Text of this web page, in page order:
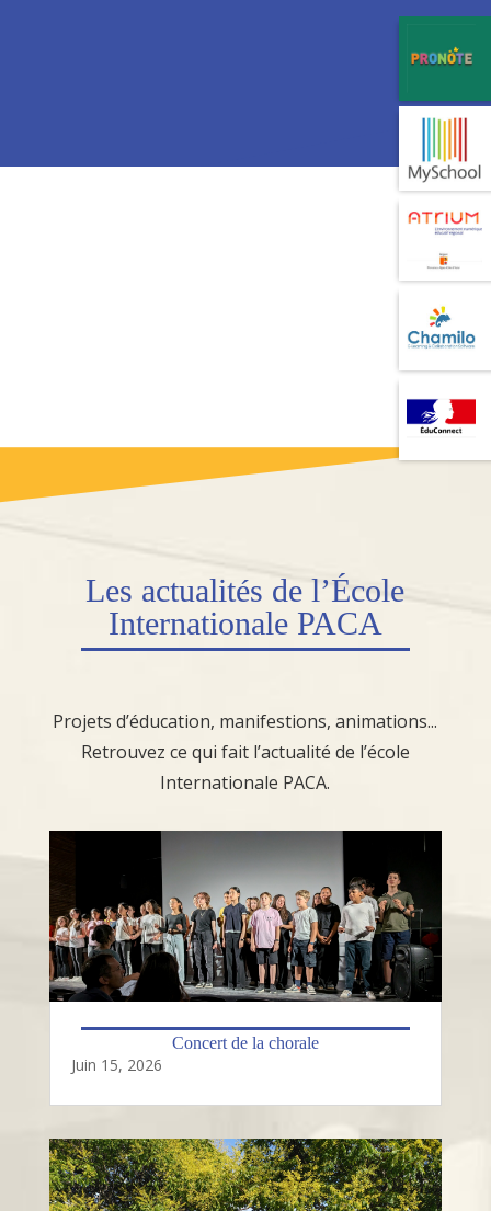
Les actualités de l’École
Internationale PACA
Projets d’éducation, manifestions, animations...
Retrouvez ce qui fait l’actualité de l’école
Internationale PACA.
Concert de la chorale
Juin 15, 2026